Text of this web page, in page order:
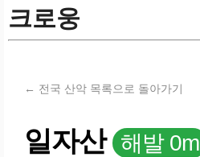
크로웅
← 전국 산악 목록으로 돌아가기
일자산 해발 0m